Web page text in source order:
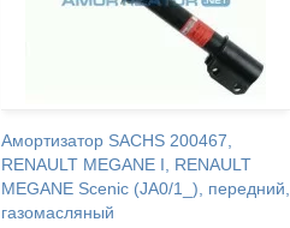
Амортизатор SACHS 200467,
RENAULT MEGANE I, RENAULT
MEGANE Scenic (JA0/1_), передний,
газомасляный